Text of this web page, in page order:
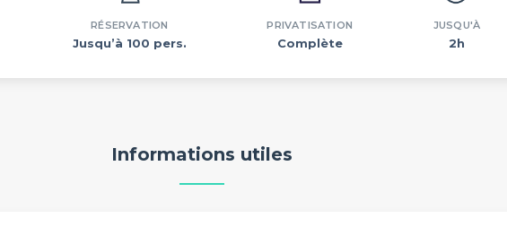
RÉSERVATION
Jusqu’à 100 pers.
PRIVATISATION
Complète
JUSQU'À
2h
Informations utiles